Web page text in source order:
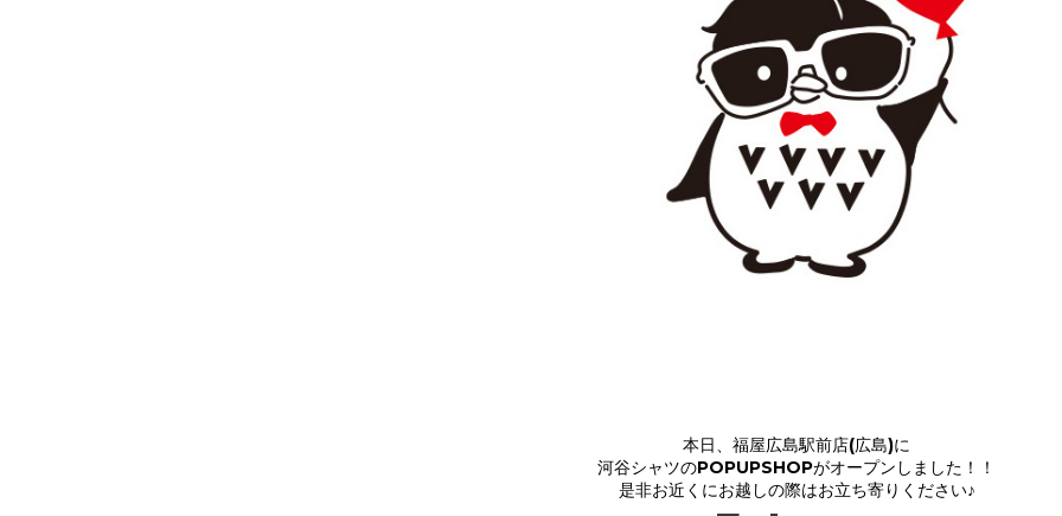
本日、福屋広島駅前店(広島)に
河谷シャツのPOPUPSHOPがオープンしました！！
是非お近くにお越しの際はお立ち寄りください♪